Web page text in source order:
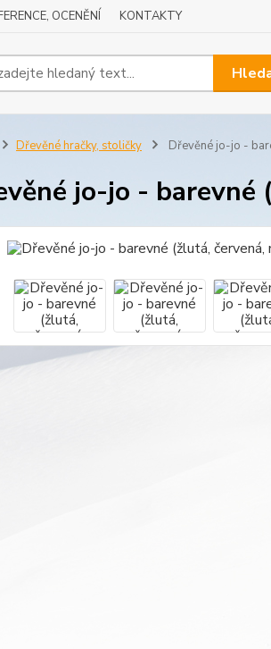
OCENĚNÍ KONTAKTY
Dřevěné hračky, stoličky Dřevěné jo-jo -
jo-jo - barevné